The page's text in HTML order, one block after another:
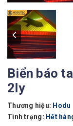
Biển báo
2ly
Thương hiệu: Hodu
Tình trạng: Hết